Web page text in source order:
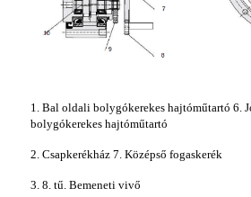
1. Bal oldali bolygókerekes hajtóműtartó 6.
bolygókerekes hajtóműtartó
2. Csapkerékház 7. Középső fogaskerék
3. 8. tű. Bemeneti vivő